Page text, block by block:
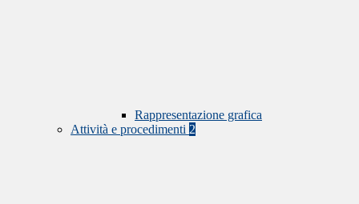
Rappresentazione grafica
Attività e procedimenti 2